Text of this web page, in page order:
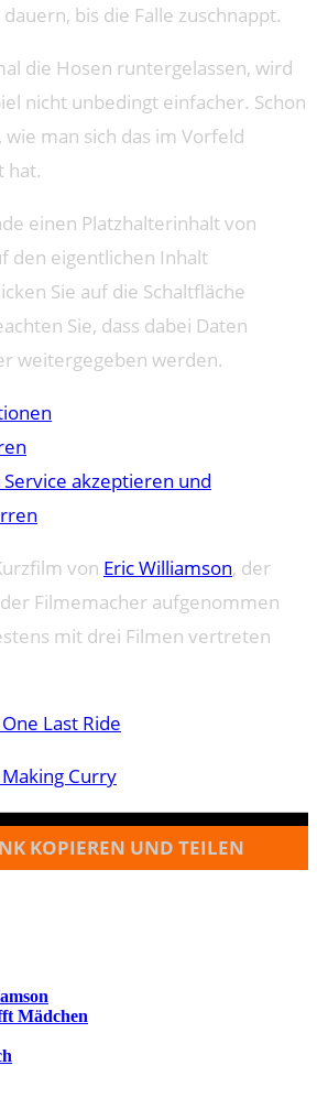
bis die Falle zuschnappt.
die Hosen runtergelassen, wird
nicht unbedingt einfacher. Schon
man sich das im Vorfeld
hat.
einen Platzhalterinhalt von
den eigentlichen Inhalt
Sie auf die Schaltfläche
Sie, dass dabei Daten
weitergegeben werden.
akzeptieren und
von Eric Williamson, der
Filmemacher aufgenommen
mit drei Filmen vertreten
Last Ride
Curry
KOPIEREN UND TEILEN
Mädchen